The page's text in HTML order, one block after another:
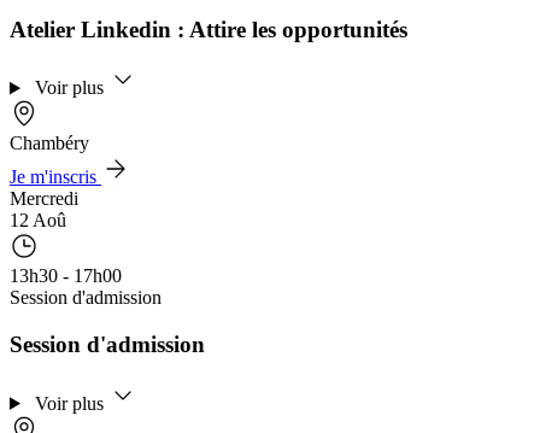
Atelier Linkedin : Attire les opportunités
Voir plus
Chambéry
Je m'inscris
Mercredi
12 Aoû
13h30 - 17h00
Session d'admission
Session d'admission
Voir plus